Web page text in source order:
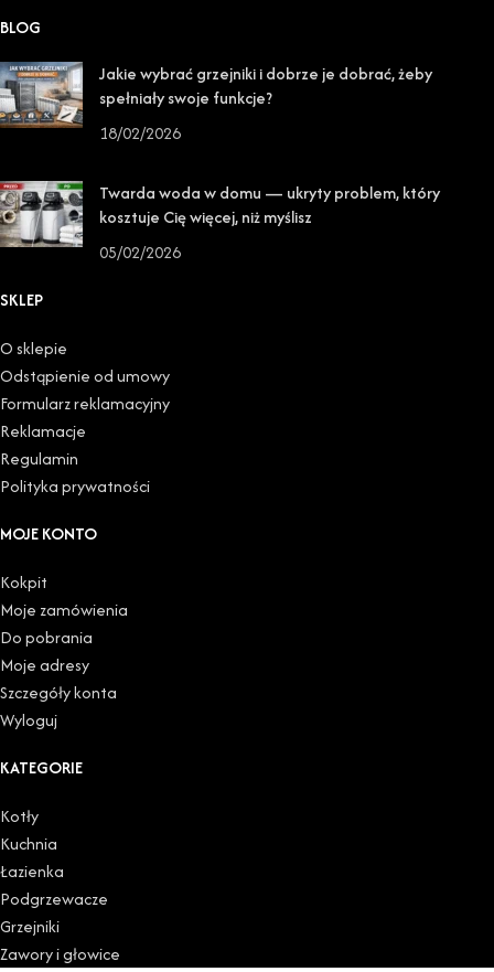
BLOG
Jakie wybrać grzejniki i dobrze je dobrać, żeby
spełniały swoje funkcje?
18/02/2026
Twarda woda w domu — ukryty problem, który
kosztuje Cię więcej, niż myślisz
05/02/2026
SKLEP
O sklepie
Odstąpienie od umowy
Formularz reklamacyjny
Reklamacje
Regulamin
Polityka prywatności
MOJE KONTO
Kokpit
Moje zamówienia
Do pobrania
Moje adresy
Szczegóły konta
Wyloguj
KATEGORIE
Kotły
Kuchnia
Łazienka
Podgrzewacze
Grzejniki
Zawory i głowice